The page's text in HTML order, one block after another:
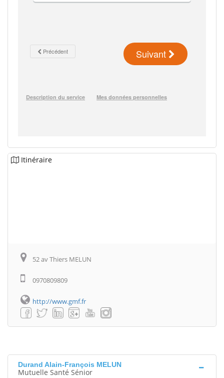
Itinéraire
52 av Thiers MELUN
0970809809
http://www.gmf.fr
Durand Alain-François MELUN
Mutuelle Santé Sénior